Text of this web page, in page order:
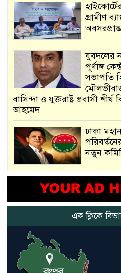
গ্রামীণ
যুবদলের
পূর্ণাঙ্গ
সভাপতি
বাসিন্দা ও যুক্তরাষ্ট্র প্রবাসী
আহমেদ
ঢাকা
নতুন
মানুষের
এক ক্লিকে